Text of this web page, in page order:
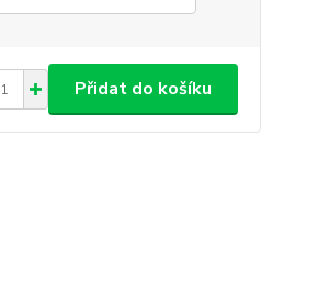
Přidat do košíku